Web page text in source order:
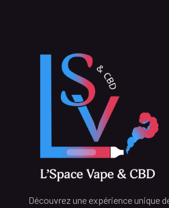
Découvrez une expérience unique